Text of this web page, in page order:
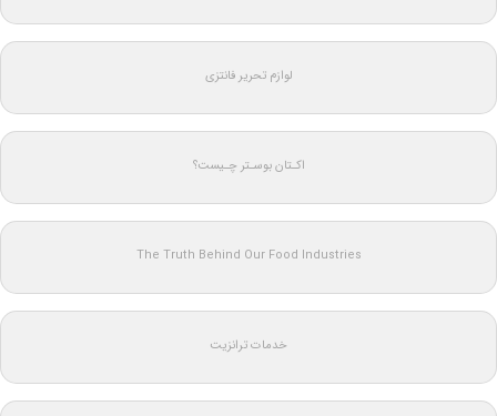
لوازم تحریر فانتزی
اکـتان بوسـتر چـیست؟
The Truth Behind Our Food Industries
خدمات ترانزیت